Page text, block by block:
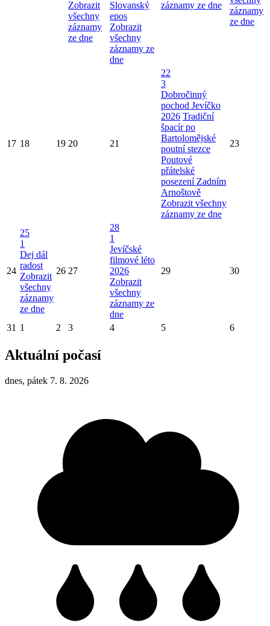
Zobrazit
všechny
záznamy
ze dne
Slovanský
epos
Zobrazit
všechny
záznamy ze
dne
záznamy ze dne
záznamy
ze dne
17 18 19 20 21
22
3
Dobročinný
pochod Jevíčko
2026 Tradiční
špacír po
Bartolomějské
poutní stezce
Poutové
přátelské
posezení Zadním
Arnoštově
Zobrazit všechny
záznamy ze dne
23
24
25
1
Dej dál
radost
Zobrazit
všechny
záznamy
ze dne
26 27
28
1
Jevíčské
filmové léto
2026
Zobrazit
všechny
záznamy ze
dne
29 30
31 1 2 3 4 5 6
Aktuální počasí
dnes, pátek 7. 8. 2026